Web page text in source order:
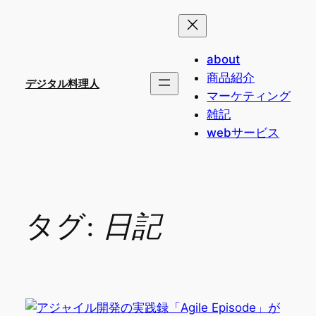
デジタル料理人
about
商品紹介
マーケティング
雑記
webサービス
タグ: 日記